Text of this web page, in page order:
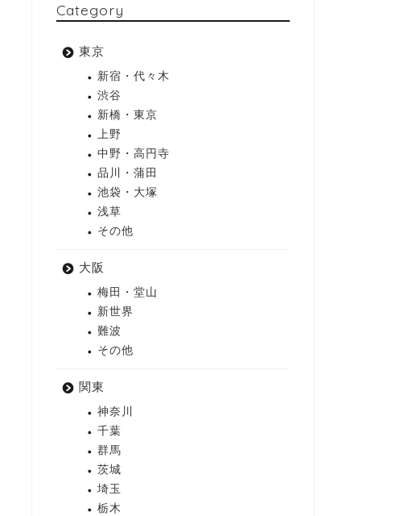
Category
東京
新宿・代々木
渋谷
新橋・東京
上野
中野・高円寺
品川・蒲田
池袋・大塚
浅草
その他
大阪
梅田・堂山
新世界
難波
その他
関東
神奈川
千葉
群馬
茨城
埼玉
栃木